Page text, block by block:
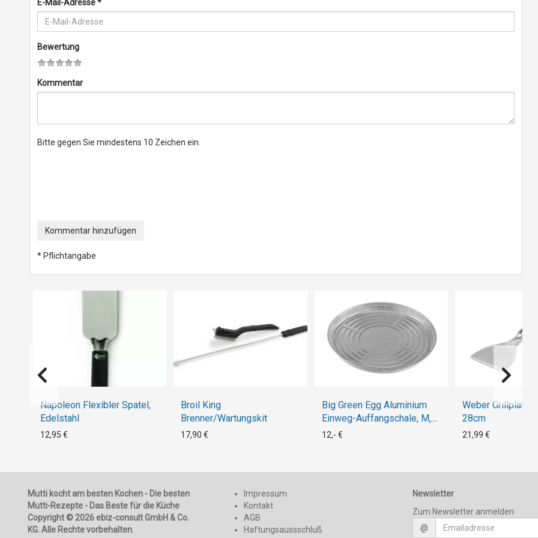
E-Mail-Adresse*
Bewertung
Kommentar
Bitte gegen Sie mindestens 10 Zeichen ein.
Kommentar hinzufügen
* Pflichtangabe
Napoleon Flexibler Spatel,
Edelstahl
12,95 €
Broil King
Brenner/Wartungskit
17,90 €
Big Green Egg Aluminium
Einweg-Auffangschale, M,
S, MX
12,- €
Weber
28cm
21,99 €
Mutti kocht am besten Kochen - Die besten
Mutti-Rezepte - Das Beste für die Küche
Copyright © 2026 ebiz-consult GmbH & Co.
KG. Alle Rechte vorbehalten.
Impressum
Kontakt
AGB
Haftungsaussschluß
Newsletter
Zum Newsletter anmelden
@